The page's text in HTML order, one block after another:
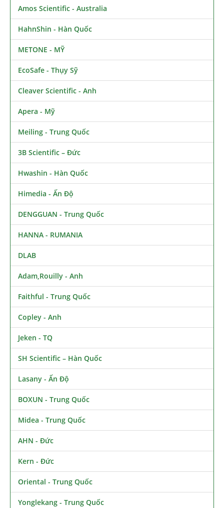
Amos Scientific - Australia
HahnShin - Hàn Quốc
METONE - MỸ
EcoSafe - Thụy Sỹ
Cleaver Scientific - Anh
Apera - Mỹ
Meiling - Trung Quốc
3B Scientific – Đức
Hwashin - Hàn Quốc
Himedia - Ấn Độ
DENGGUAN - Trung Quốc
HANNA - RUMANIA
DLAB
Adam,Rouilly - Anh
Faithful - Trung Quốc
Copley - Anh
Jeken - TQ
SH Scientific – Hàn Quốc
Lasany - Ấn Độ
BOXUN - Trung Quốc
Midea - Trung Quốc
AHN - Đức
Kern - Đức
Oriental - Trung Quốc
Yonglekang - Trung Quốc